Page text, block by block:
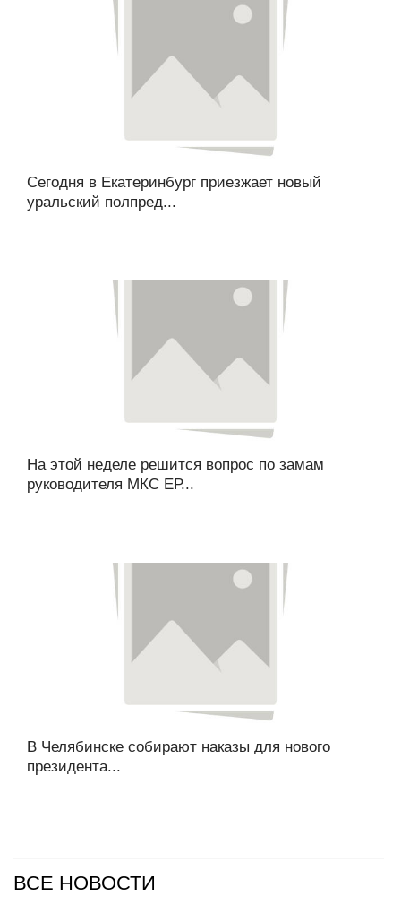
Сегодня в Екатеринбург приезжает новый
уральский полпред...
На этой неделе решится вопрос по замам
руководителя МКС ЕР...
В Челябинске собирают наказы для нового
президента...
ВСЕ НОВОСТИ